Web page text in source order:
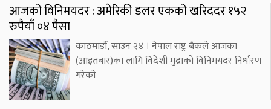
आजको विनिमयदर : अमेरिकी डलर एकको खरिददर १५२
रुपैयाँ ०४ पैसा
काठमाडौँ, साउन २४ । नेपाल राष्ट्र बैंकले आजका
(आइतबार)का लागि विदेशी मुद्राको विनिमयदर निर्धारण
गरेको